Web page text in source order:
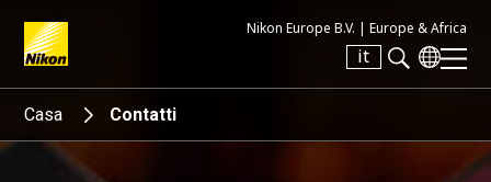
Nikon Europe B.V. | Europe & Africa
it
Search keyword(s)
Casa Contatti